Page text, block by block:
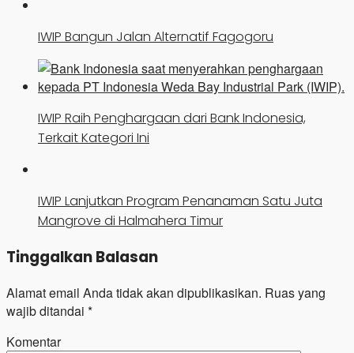
IWIP Bangun Jalan Alternatif Fagogoru
IWIP Raih Penghargaan dari Bank Indonesia,
Terkait Kategori Ini
IWIP Lanjutkan Program Penanaman Satu Juta
Mangrove di Halmahera Timur
Tinggalkan Balasan
Alamat email Anda tidak akan dipublikasikan. Ruas yang
wajib ditandai *
Komentar